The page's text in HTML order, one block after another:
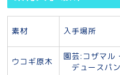
素材 入手場所
ウコギ原木
園芸:コザマ
デュースパ